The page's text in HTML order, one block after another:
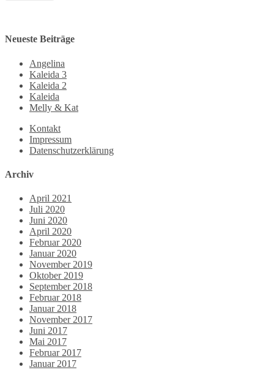
Neueste Beiträge
Angelina
Kaleida 3
Kaleida 2
Kaleida
Melly & Kat
Kontakt
Impressum
Datenschutzerklärung
Archiv
April 2021
Juli 2020
Juni 2020
April 2020
Februar 2020
Januar 2020
November 2019
Oktober 2019
September 2018
Februar 2018
Januar 2018
November 2017
Juni 2017
Mai 2017
Februar 2017
Januar 2017